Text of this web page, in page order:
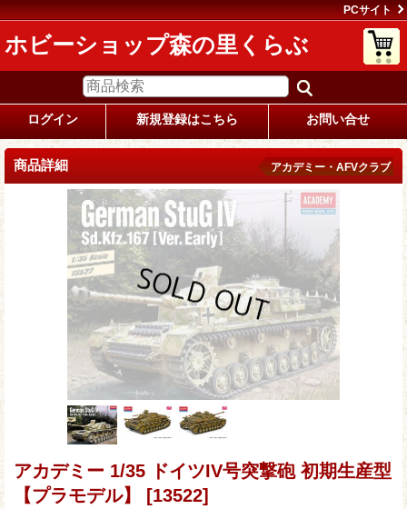
PCサイト
ホビーショップ森の里くらぶ
ログイン 新規登録はこちら お問い合せ
商品詳細 アカデミー・AFVクラブ
アカデミー 1/35 ドイツIV号突撃砲 初期生産型
【プラモデル】
[13522]